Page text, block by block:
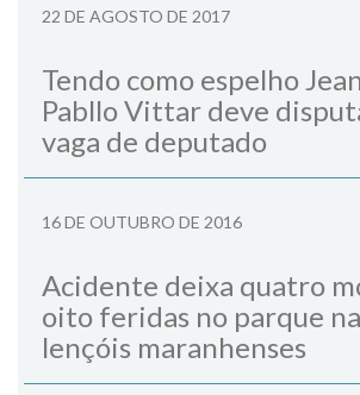
22 DE AGOSTO DE 2017
Tendo como espelho
Pabllo Vittar deve
vaga de deputado
16 DE OUTUBRO DE 2016
Acidente deixa quatro
oito feridas no parque
lençóis maranhenses